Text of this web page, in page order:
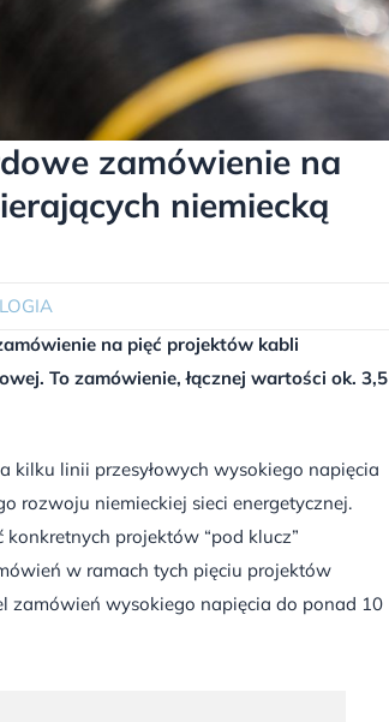
zamówienie na
niemiecką
na pięć projektów kabli
To zamówienie, łącznej wartości ok. 3,5
kilku linii przesyłowych wysokiego napięcia
rozwoju niemieckiej sieci energetycznej.
projektów “pod klucz”
w ramach tych pięciu projektów
zamówień wysokiego napięcia do ponad 10